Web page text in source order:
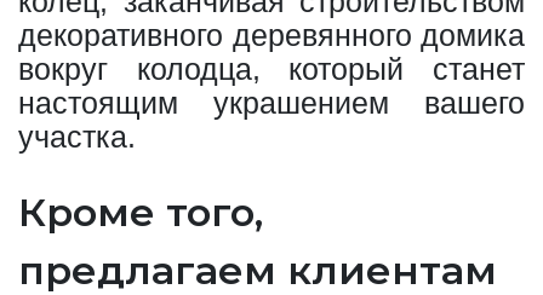
декоративного деревянного домика
вокруг колодца, который станет
настоящим украшением вашего
участка.
Кроме того,
предлагаем клиентам